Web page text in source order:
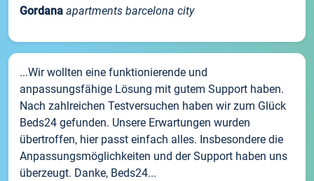
Gordana apartments barcelona city
...Wir wollten eine funktionierende und
anpassungsfähige Lösung mit gutem Support haben.
Nach zahlreichen Testversuchen haben wir zum Glück
Beds24 gefunden. Unsere Erwartungen wurden
übertroffen, hier passt einfach alles. Insbesondere die
Anpassungsmöglichkeiten und der Support haben uns
überzeugt. Danke, Beds24...